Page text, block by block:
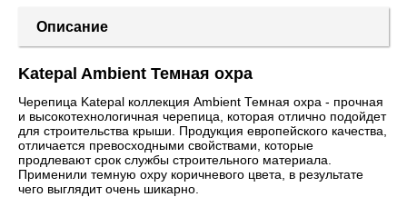
Описание
Katepal Ambient Темная охра
Черепица Katepal коллекция Ambient Темная охра - прочная
и высокотехнологичная черепица, которая отлично подойдет
для строительства крыши. Продукция европейского качества,
отличается превосходными свойствами, которые
продлевают срок службы строительного материала.
Применили темную охру коричневого цвета, в результате
чего выглядит очень шикарно.